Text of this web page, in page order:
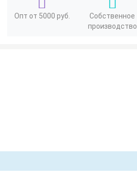
Опт от 5000 руб.
Собственное
производство